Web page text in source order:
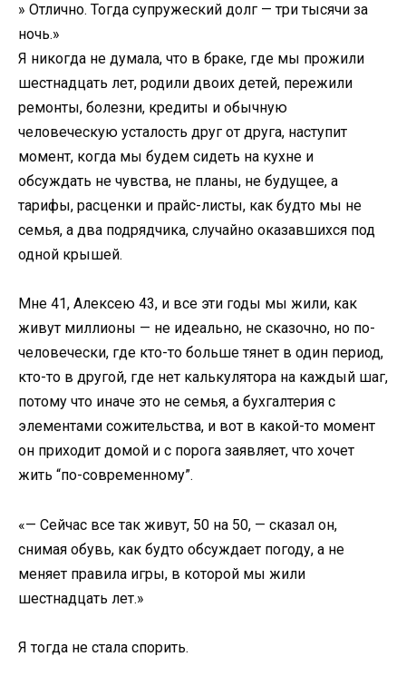
» Отлично. Тогда супружеский долг — три тысячи за
ночь.»
Я никогда не думала, что в браке, где мы прожили
шестнадцать лет, родили двоих детей, пережили
ремонты, болезни, кредиты и обычную
человеческую усталость друг от друга, наступит
момент, когда мы будем сидеть на кухне и
обсуждать не чувства, не планы, не будущее, а
тарифы, расценки и прайс-листы, как будто мы не
семья, а два подрядчика, случайно оказавшихся под
одной крышей.
Мне 41, Алексею 43, и все эти годы мы жили, как
живут миллионы — не идеально, не сказочно, но по-
человечески, где кто-то больше тянет в один период,
кто-то в другой, где нет калькулятора на каждый шаг,
потому что иначе это не семья, а бухгалтерия с
элементами сожительства, и вот в какой-то момент
он приходит домой и с порога заявляет, что хочет
жить “по-современному”.
«— Сейчас все так живут, 50 на 50, — сказал он,
снимая обувь, как будто обсуждает погоду, а не
меняет правила игры, в которой мы жили
шестнадцать лет.»
Я тогда не стала спорить.